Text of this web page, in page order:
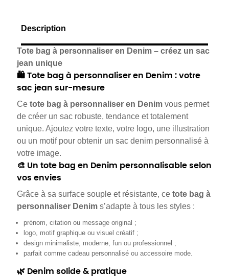
Description
Tote bag à personnaliser en Denim – créez un sac
jean unique
🛍️ Tote bag à personnaliser en Denim : votre
sac jean sur-mesure
Cetote bag à personnaliser en Denim vous permet
de créer un sac robuste, tendance et totalement
unique. Ajoutez votre texte, votre logo, une illustration
ou un motif pour obtenir un sac denim personnalisé à
votre image.
🎨 Un tote bag en Denim personnalisable selon
vos envies
Grâce à sa surface souple et résistante, cetote bag à
personnaliser Denim s’adapte à tous les styles :
prénom, citation ou message original ;
logo, motif graphique ou visuel créatif ;
design minimaliste, moderne, fun ou professionnel ;
parfait comme cadeau personnalisé ou accessoire mode.
🌿 Denim solide & pratique